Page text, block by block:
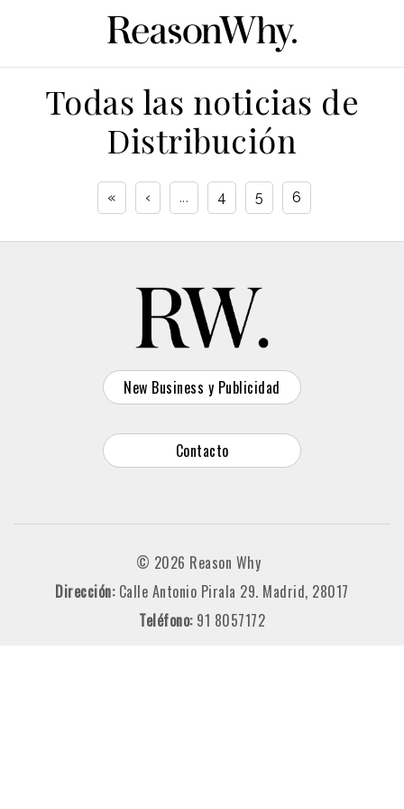
Todas las noticias de
Distribución
« ‹ ... 4 5 6
New Business y Publicidad
Contacto
© 2026 Reason Why
Dirección: Calle Antonio Pirala 29. Madrid, 28017
Teléfono: 91 8057172